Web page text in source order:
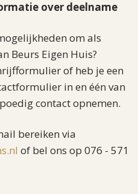
over deelname
om als
Beurs Eigen Huis?
of heb je een
in en één van
contact opnemen.
bereiken via
of bel ons op 076 - 571